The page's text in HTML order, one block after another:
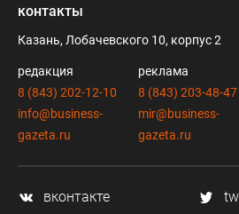
контакты
Казань, Лобачевского 10, корпус 2
редакция
8 (843) 202-12-10
info@business-
gazeta.ru
реклама
8 (843) 203-48-47
mir@business-
gazeta.ru
вконтакте